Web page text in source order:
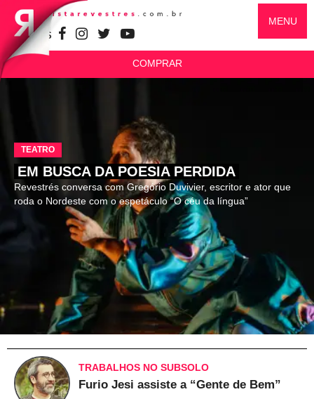
SIGA-NOS
MENU
COMPRAR
TEATRO
EM BUSCA DA POESIA PERDIDA
Revestrés conversa com Gregório Duvivier, escritor e ator que
roda o Nordeste com o espetáculo “O céu da língua”
TRABALHOS NO SUBSOLO
Furio Jesi assiste a “Gente de Bem”